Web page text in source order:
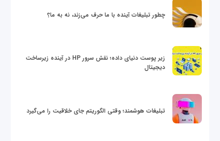
چطور تبلیغات آینده با ما حرف می‌زند، نه به ما؟
زیر پوست دنیای داده؛ نقش سرور HP در آینده زیرساخت
دیجیتال
تبلیغات هوشمند؛ وقتی الگوریتم جای خلاقیت را می‌گیرد